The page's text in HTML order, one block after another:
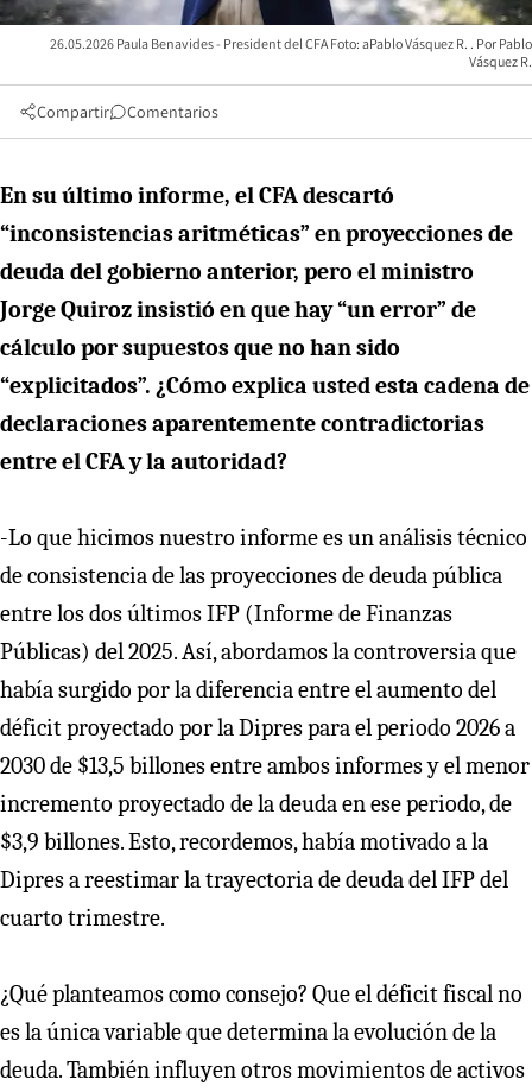
26.05.2026 Paula Benavides - President del CFA Foto: aPablo Vásquez R.
Pablo
Vásquez R.
Compartir Comentarios
En su último informe, el CFA descartó
“inconsistencias aritméticas” en proyecciones de
deuda del gobierno anterior, pero el ministro
Jorge Quiroz insistió en que hay “un error” de
cálculo por supuestos que no han sido
“explicitados”. ¿Cómo explica usted esta cadena de
declaraciones aparentemente contradictorias
entre el CFA y la autoridad?
-Lo que hicimos nuestro informe es un análisis técnico
de consistencia de las proyecciones de deuda pública
entre los dos últimos IFP (Informe de Finanzas
Públicas) del 2025. Así, abordamos la controversia que
había surgido por la diferencia entre el aumento del
déficit proyectado por la Dipres para el periodo 2026 a
2030 de $13,5 billones entre ambos informes y el menor
incremento proyectado de la deuda en ese periodo, de
$3,9 billones. Esto, recordemos, había motivado a la
Dipres a reestimar la trayectoria de deuda del IFP del
cuarto trimestre.
¿Qué planteamos como consejo? Que el déficit fiscal no
es la única variable que determina la evolución de la
deuda. También influyen otros movimientos de activos